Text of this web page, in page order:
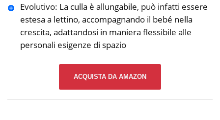
Evolutivo: La culla è allungabile, può infatti essere
estesa a lettino, accompagnando il bebé nella
crescita, adattandosi in maniera flessibile alle
personali esigenze di spazio
ACQUISTA DA AMAZON